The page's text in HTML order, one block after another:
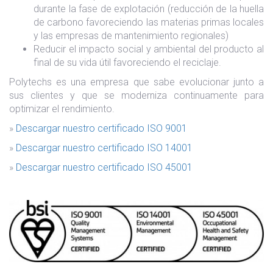
durante la fase de explotación (reducción de la huella
de carbono favoreciendo las materias primas locales
y las empresas de mantenimiento regionales)
Reducir el impacto social y ambiental del producto al
final de su vida útil favoreciendo el reciclaje.
Polytechs es una empresa que sabe evolucionar junto a
sus clientes y que se moderniza continuamente para
optimizar el rendimiento.
» Descargar nuestro certificado ISO 9001
» Descargar nuestro certificado ISO 14001
» Descargar nuestro certificado ISO 45001